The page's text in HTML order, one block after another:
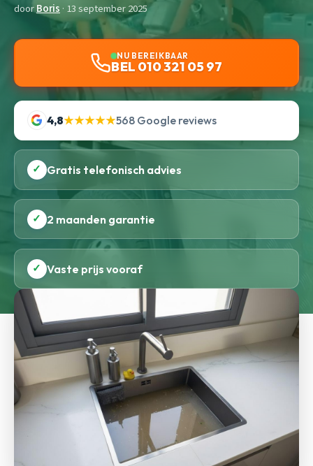
doorBoris · 13 september 2025
NU BEREIKBAAR
BEL 010 321 05 97
4,8★★★★★568 Google reviews
✓ Gratis telefonisch advies
✓ 2 maanden garantie
✓ Vaste prijs vooraf